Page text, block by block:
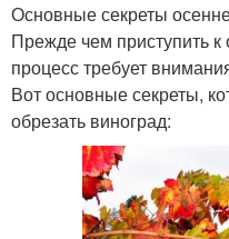
Основные секреты
Прежде чем приступить к
процесс требует
Вот основные секреты,
обрезать виноград: